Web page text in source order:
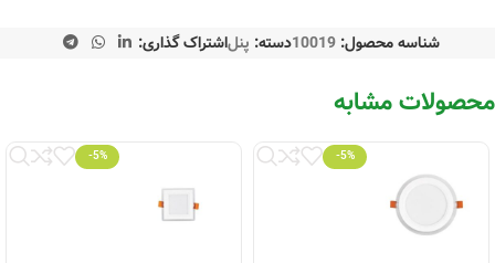
شناسه محصول:10019دسته: پنلاشتراک گذاری:
محصولات مشابه
-5%
-5%